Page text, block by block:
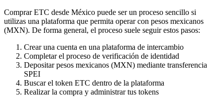
Comprar ETC desde México puede ser un proceso sencillo si
utilizas una plataforma que permita operar con pesos mexicanos
(MXN). De forma general, el proceso suele seguir estos pasos:
Crear una cuenta en una plataforma de intercambio
Completar el proceso de verificación de identidad
Depositar pesos mexicanos (MXN) mediante transferencia
SPEI
Buscar el token ETC dentro de la plataforma
Realizar la compra y administrar tus tokens